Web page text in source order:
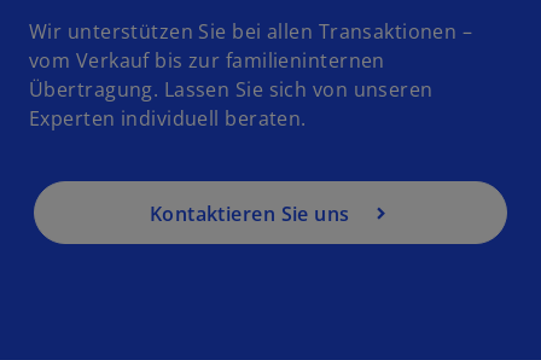
Wir unterstützen Sie bei allen Transaktionen –
vom Verkauf bis zur familieninternen
Übertragung. Lassen Sie sich von unseren
Experten individuell beraten.
Kontaktieren Sie uns